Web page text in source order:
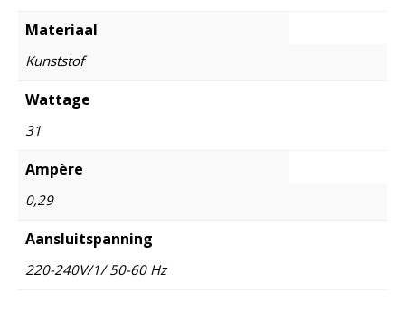
Materiaal
Kunststof
Wattage
31
Ampère
0,29
Aansluitspanning
220-240V/1/ 50-60 Hz